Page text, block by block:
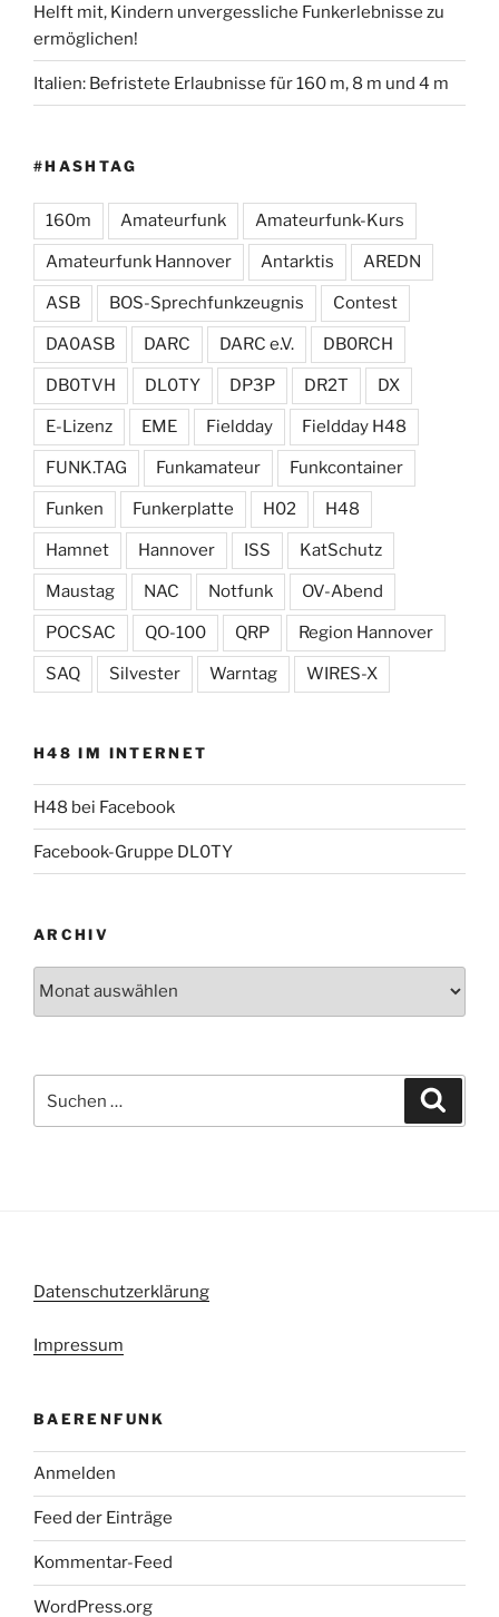
Helft mit, Kindern unvergessliche Funkerlebnisse zu
ermöglichen!
Italien: Befristete Erlaubnisse für 160 m, 8 m und 4 m
#HASHTAG
160m Amateurfunk Amateurfunk-Kurs
Amateurfunk Hannover Antarktis AREDN
ASB BOS-Sprechfunkzeugnis Contest
DA0ASB DARC DARC e.V. DB0RCH
DB0TVH DL0TY DP3P DR2T DX
E-Lizenz EME Fieldday Fieldday H48
FUNK.TAG Funkamateur Funkcontainer
Funken Funkerplatte H02 H48
Hamnet Hannover ISS KatSchutz
Maustag NAC Notfunk OV-Abend
POCSAC QO-100 QRP Region Hannover
SAQ Silvester Warntag WIRES-X
H48 IM INTERNET
H48 bei Facebook
Facebook-Gruppe DL0TY
ARCHIV
nach:
Datenschutzerklärung
Impressum
BAERENFUNK
Anmelden
Feed der Einträge
Kommentar-Feed
WordPress.org